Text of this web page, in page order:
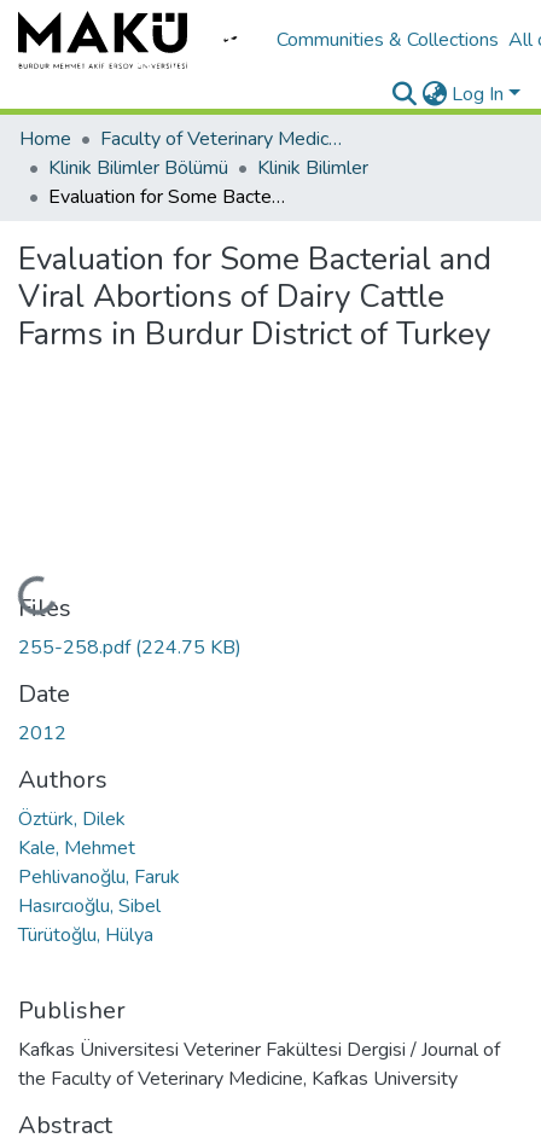
Communities & Collections All
Log In
Home
Faculty of Veterinary Medicine/Veteriner Fakültesi
Klinik Bilimler Bölümü
Klinik Bilimler
Evaluation for Some Bacterial and Viral Abortions of Dairy Cattle Farms in Burdur District of Turkey
Evaluation for Some Bacterial and
Viral Abortions of Dairy Cattle
Farms in Burdur District of Turkey
Loading...
Files
255-258.pdf(224.75 KB)
Date
2012
Authors
Öztürk, Dilek
Kale, Mehmet
Pehlivanoğlu, Faruk
Hasırcıoğlu, Sibel
Türütoğlu, Hülya
Publisher
Kafkas Üniversitesi Veteriner Fakültesi Dergisi / Journal of
the Faculty of Veterinary Medicine, Kafkas University
Abstract